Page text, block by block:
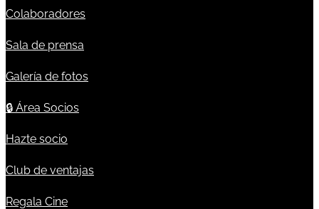
Colaboradores
Sala de prensa
Galería de fotos
🔒 Área Socios
Hazte socio
Club de ventajas
Regala Cine